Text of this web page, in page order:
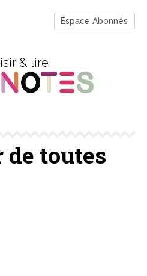
Espace Abonnés
& lire
de toutes